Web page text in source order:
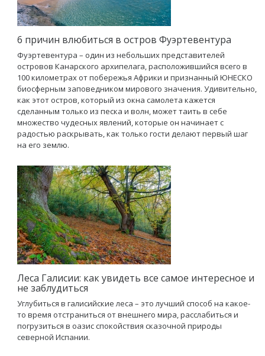
6 причин влюбиться в остров Фуэртевентура
Фуэртевентура – один из небольших представителей
островов Канарского архипелага, расположившийся всего в
100 километрах от побережья Африки и признанный ЮНЕСКО
биосферным заповедником мирового значения. Удивительно,
как этот остров, который из окна самолета кажется
сделанным только из песка и волн, может таить в себе
множество чудесных явлений, которые он начинает с
радостью раскрывать, как только гости делают первый шаг
на его землю.
Леса Галисии: как увидеть все самое интересное и
не заблудиться
Углубиться в галисийские леса – это лучший способ на какое-
то время отстраниться от внешнего мира, расслабиться и
погрузиться в оазис спокойствия сказочной природы
северной Испании.